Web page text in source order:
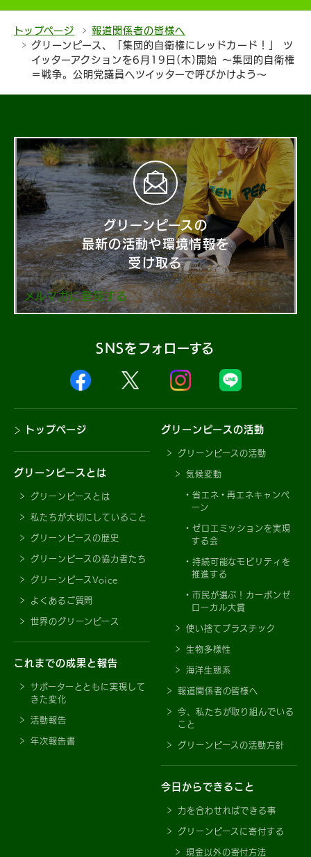
トップページ
報道関係者の皆様へ
グリーンピース、「集団的自衛権にレッドカード！」 ツ
イッターアクションを6月19日(木)開始 ～集団的自衛権
＝戦争。公明党議員へツイッターで呼びかけよう～
グリーンピースの
最新の活動や環境情報を
受け取る
メルマガに登録する
SNSをフォローする
トップページ
グリーンピースとは
グリーンピースとは
私たちが大切にしていること
グリーンピースの歴史
グリーンピースの協力者たち
グリーンピースVoice
よくあるご質問
世界のグリーンピース
これまでの成果と報告
サポーターとともに実現して
きた変化
活動報告
年次報告書
グリーンピースの活動
グリーンピースの活動
気候変動
省エネ・再エネキャンペ
ーン
ゼロエミッションを実現
する会
持続可能なモビリティを
推進する
市民が選ぶ！カーボンゼ
ローカル大賞
使い捨てプラスチック
生物多様性
海洋生態系
報道関係者の皆様へ
今、私たちが取り組んでいる
こと
グリーンピースの活動方針
今日からできること
力を合わせればできる事
グリーンピースに寄付する
現金以外の寄付方法